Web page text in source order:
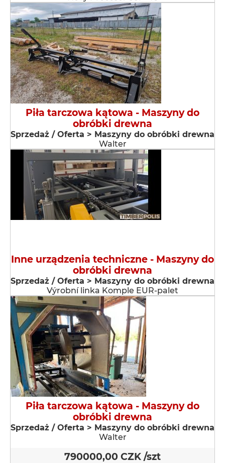
Piła tarczowa kątowa - Maszyny do
obróbki drewna
Sprzedaż / Oferta > Maszyny do obróbki drewna
Walter
Inne urządzenia techniczne - Maszyny do
obróbki drewna
Sprzedaż / Oferta > Maszyny do obróbki drewna
Výrobní linka Komple EUR-palet
Piła tarczowa kątowa - Maszyny do
obróbki drewna
Sprzedaż / Oferta > Maszyny do obróbki drewna
Walter
790000,00 CZK /szt